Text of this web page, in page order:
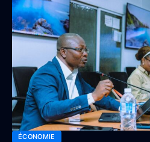
ÉCONOMIE